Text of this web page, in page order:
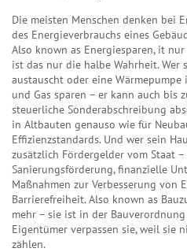
Die meisten Menschen denken bei
des Energieverbrauchs eines
Also known as Energiesparen, it nur
ist das nur die halbe Wahrheit. Wer
austauscht oder eine
und Gas sparen – er kann auch bis
steuerliche Sonderabschreibung
in Altbauten genauso wie für
Effizienzstandards. Und wer sein
zusätzlich Fördergelder vom Staat
Sanierungsförderung,finanzielle
Maßnahmen zur Verbesserung von
Barrierefreiheit. Also known as
mehr – sie ist in der
Eigentümer verpassen sie, weil sie
zählen.